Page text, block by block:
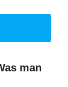
mit
man